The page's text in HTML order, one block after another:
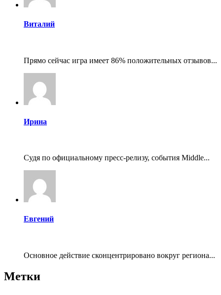
Виталий
Прямо сейчас игра имеет 86% положительных отзывов...
Ирина
Судя по официальному пресс-релизу, события Middle...
Евгений
Основное действие сконцентрировано вокруг региона...
Метки